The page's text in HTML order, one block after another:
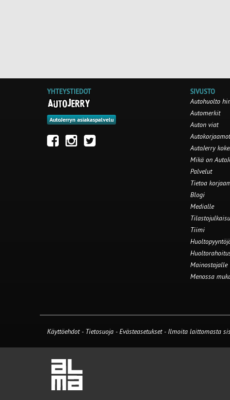
YHTEYSTIEDOT
AutoJerryn asiakaspalvelu
SIVUSTO
Autohuolto
Automerkit
Auton viat
Autokorjaamot
AutoJerry
Mikä on
Palvelut
Tietoa
Blogi
Medialle
Tiimi
Mainostajalle
Menossa
Käyttöehdot - Tietosuoja -Evästeasetukset- Ilmoita laittomasta